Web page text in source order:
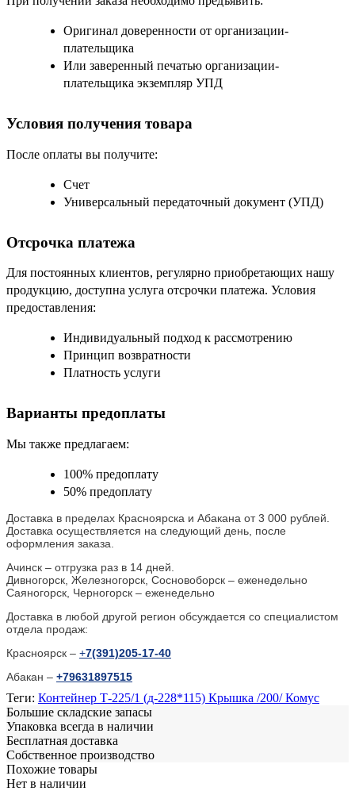
Оригинал доверенности от организации-
плательщика
Или заверенный печатью организации-
плательщика экземпляр УПД
Условия получения товара
После оплаты вы получите:
Счет
Универсальный передаточный документ (УПД)
Отсрочка платежа
Для постоянных клиентов, регулярно приобретающих нашу
продукцию, доступна услуга отсрочки платежа. Условия
предоставления:
Индивидуальный подход к рассмотрению
Принцип возвратности
Платность услуги
Варианты предоплаты
Мы также предлагаем:
100% предоплату
50% предоплату
Доставка в пределах Красноярска и Абакана от 3 000 рублей.
Доставка осуществляется на следующий день, после
оформления заказа.
Ачинск – отгрузка раз в 14 дней.
Дивногорск, Железногорск, Сосновоборск – еженедельно
Саяногорск, Черногорск – еженедельно
Доставка в любой другой регион обсуждается со специалистом
отдела продаж:
Красноярск – +7(391)205-17-40
Абакан – +79631897515
Теги: Контейнер Т-225/1 (д-228*115) Крышка /200/ Комус
Большие складские запасы
Упаковка всегда в наличии
Бесплатная доставка
Собственное производство
Похожие товары
Нет в наличии